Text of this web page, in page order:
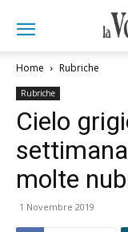
Home Rubriche
Rubriche
Cielo
molte
1 Novembre 2019